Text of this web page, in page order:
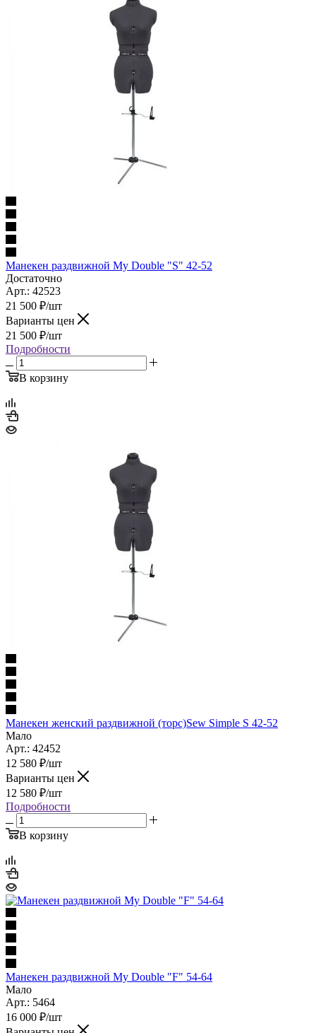
Манекен раздвижной My Double "S" 42-52
Достаточно
Арт.: 42523
21 500 ₽/шт
Варианты цен
21 500 ₽/шт
Подробности
В корзину
Манекен женский раздвижной (торс)Sew Simple S 42-52
Мало
Арт.: 42452
12 580 ₽/шт
Варианты цен
12 580 ₽/шт
Подробности
В корзину
Манекен раздвижной My Double "F" 54-64
Мало
Арт.: 5464
16 000 ₽/шт